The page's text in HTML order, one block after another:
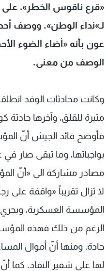
«قرع ناقوس الخطر»، على
لـ»نداء الوطن». ووصف
عون بأنه «أضاء الضوء
الوصف من معنى.
وكانت محادثات الوفد
مثيرة للقلق، وآخرها حادثة
فأوضح قائد الجيش أنّ
بواجباتها، وما تبقى صار
مصادر مشاركة الى «أنّ
لا تزال تقريباً «واقفة على
المؤسسة العسكرية،
الرغم من ذلك فهذه
حادة، ومنها أنّ أموال
لها على شفير النفاد. كما